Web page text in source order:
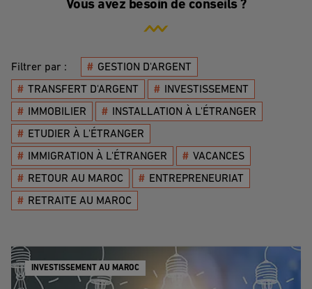
Vous avez besoin de conseils ?
Filtrer par : # GESTION D'ARGENT
# TRANSFERT D'ARGENT #
INVESTISSEMENT
#
IMMOBILIER #
INSTALLATION À L'ÉTRANGER
# ETUDIER À L'ÉTRANGER
#
IMMIGRATION À L'ÉTRANGER # VACANCES
# RETOUR AU MAROC # ENTREPRENEURIAT
# RETRAITE AU MAROC
INVESTISSEMENT AU MAROC